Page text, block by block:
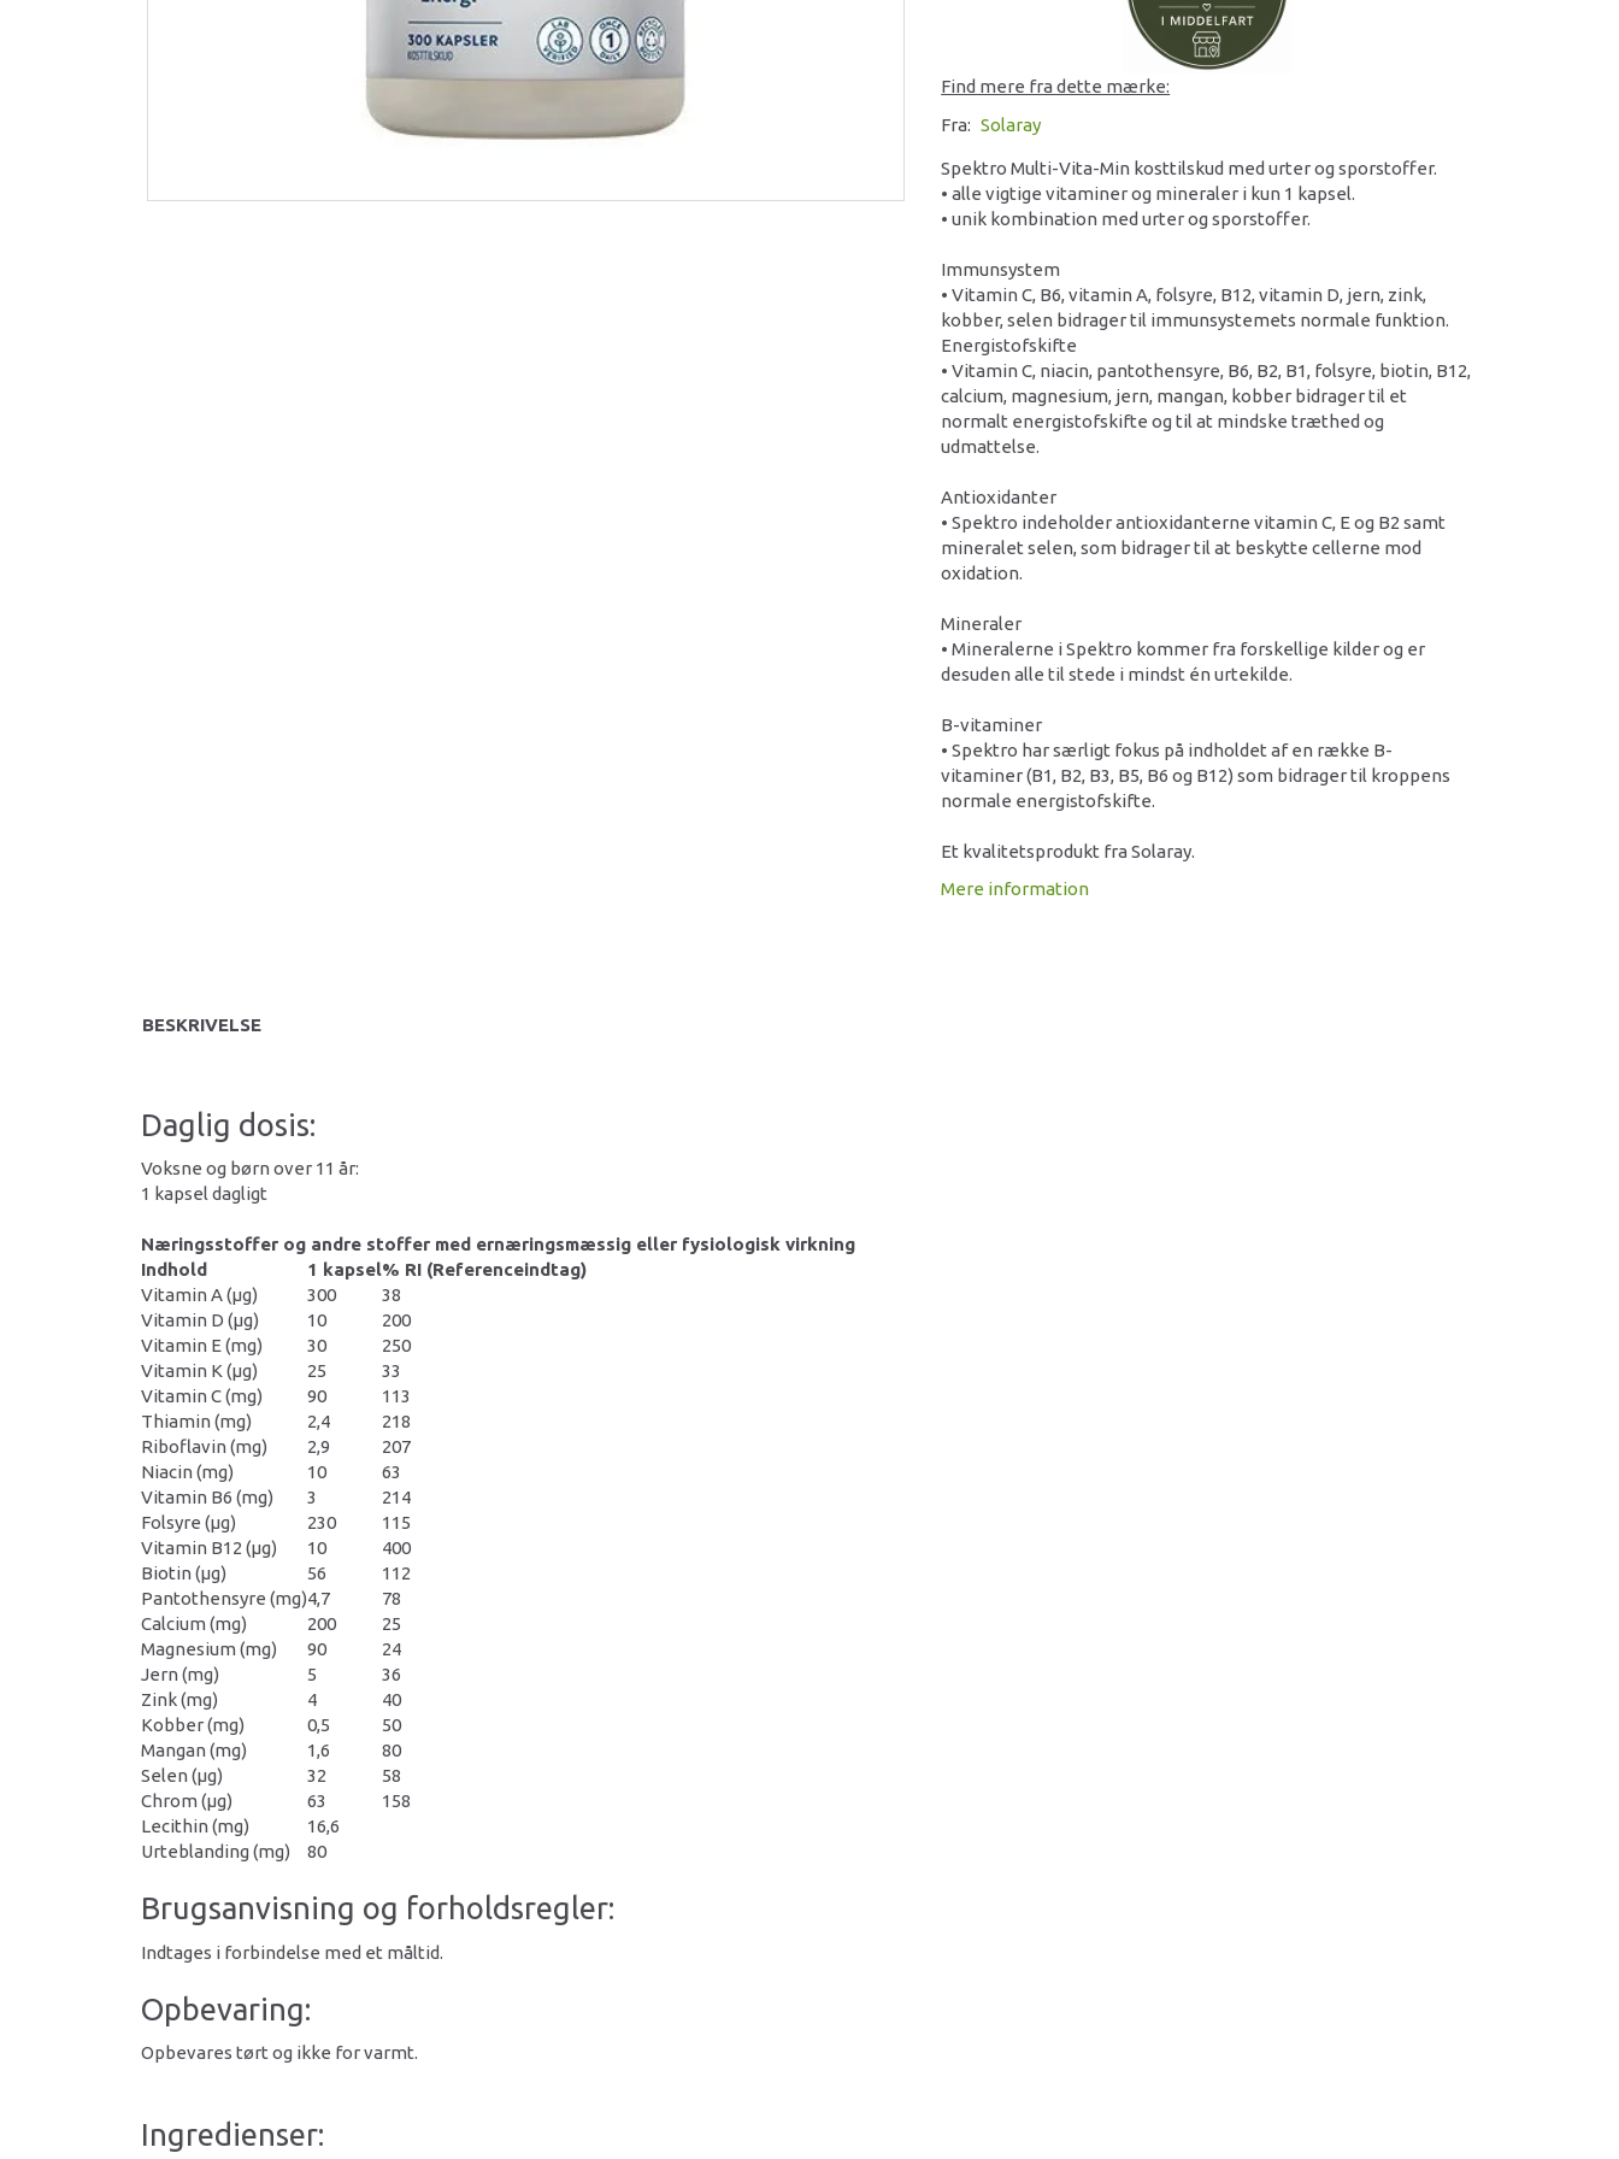
Find mere fra dette mærke:
Fra: Solaray
Spektro Multi-Vita-Min kosttilskud med urter og sporstoffer.
• alle vigtige vitaminer og mineraler i kun 1 kapsel.
• unik kombination med urter og sporstoffer.
Immunsystem
• Vitamin C, B6, vitamin A, folsyre, B12, vitamin D, jern, zink,
kobber, selen bidrager til immunsystemets normale funktion.
Energistofskifte
• Vitamin C, niacin, pantothensyre, B6, B2, B1, folsyre, biotin, B12,
calcium, magnesium, jern, mangan, kobber bidrager til et
normalt energistofskifte og til at mindske træthed og
udmattelse.
Antioxidanter
• Spektro indeholder antioxidanterne vitamin C, E og B2 samt
mineralet selen, som bidrager til at beskytte cellerne mod
oxidation.
Mineraler
• Mineralerne i Spektro kommer fra forskellige kilder og er
desuden alle til stede i mindst én urtekilde.
B-vitaminer
• Spektro har særligt fokus på indholdet af en række B-
vitaminer (B1, B2, B3, B5, B6 og B12) som bidrager til kroppens
normale energistofskifte.
Et kvalitetsprodukt fra Solaray.
Mere information
BESKRIVELSE
Daglig dosis:
Voksne og børn over 11 år:
1 kapsel dagligt
Næringsstoffer og andre stoffer med ernæringsmæssig eller fysiologisk virkning
Indhold
1 kapsel% RI (Referenceindtag)
Vitamin A (μg)
300
38
Vitamin D (μg)
10
200
Vitamin E (mg)
30
250
Vitamin K (μg)
25
33
Vitamin C (mg)
90
113
Thiamin (mg)
2,4
218
Riboflavin (mg)
2,9
207
Niacin (mg)
10
63
Vitamin B6 (mg)
3
214
Folsyre (μg)
230
115
Vitamin B12 (μg)
10
400
Biotin (μg)
56
112
Pantothensyre (mg)4,7
78
Calcium (mg)
200
25
Magnesium (mg)
90
24
Jern (mg)
5
36
Zink (mg)
4
40
Kobber (mg)
0,5
50
Mangan (mg)
1,6
80
Selen (μg)
32
58
Chrom (μg)
63
158
Lecithin (mg)
16,6
Urteblanding (mg)
80
Brugsanvisning og forholdsregler:
Indtages i forbindelse med et måltid.
Opbevaring:
Opbevares tørt og ikke for varmt.
Ingredienser: